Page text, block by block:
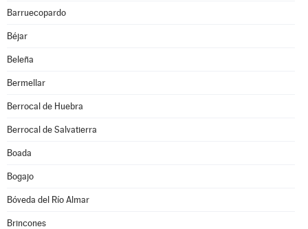
Barruecopardo
Béjar
Beleña
Bermellar
Berrocal de Huebra
Berrocal de Salvatierra
Boada
Bogajo
Bóveda del Río Almar
Brincones